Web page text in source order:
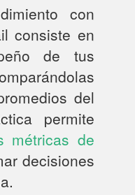
con
consiste en
de tus
del
permite
métricas de
decisiones